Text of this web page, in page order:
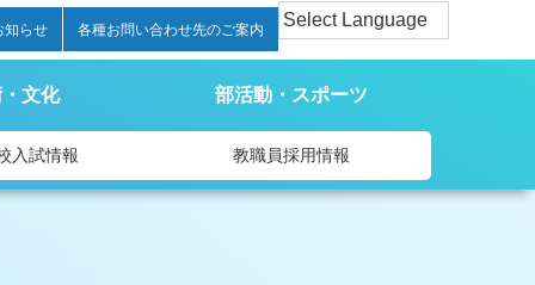
知らせ 各種お問い合わせ先のご案内
文化 部活動・スポーツ
入試情報 教職員採用情報